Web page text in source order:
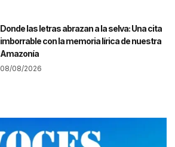
Donde las letras abrazan a la selva: Una cita
imborrable con la memoria lírica de nuestra
Amazonía
08/08/2026